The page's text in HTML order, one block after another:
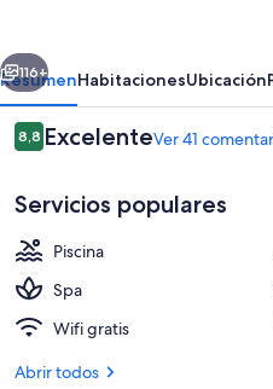
Adults
Only
Siguiente
116+
ResumenHabitacionesUbicación
Comentarios
8,88,8 de 10
ExcelenteVer 41
Servicios populares
Piscina
Spa
Wifi gratis
Abrir todos